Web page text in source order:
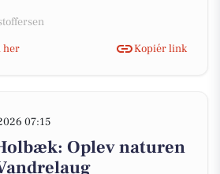
her
Kopiér link
07:15
Oplev naturen